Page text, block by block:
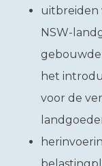
uitbreiden
NSW-
het
voor de